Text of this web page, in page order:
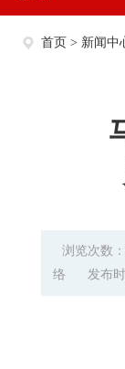
首页 > 新闻中
浏览次数
络
发布